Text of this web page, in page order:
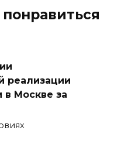
реализации
Москве за